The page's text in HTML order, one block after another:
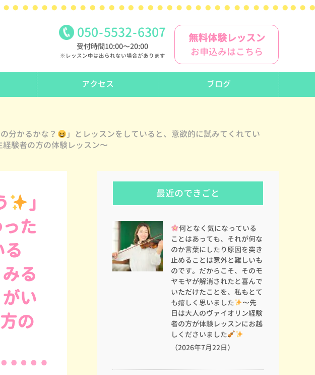
050-5532-6307
受付時間10:00〜20:00
※レッスン中は出られない場合があります
無料体験レッスン
お申込みはこちら
アクセス ブログ
分かるかな？
」とレッスンをしていると、意欲的に試みてくれてい
経験者の方の体験レッスン〜
」
た
る
い
の
最近のできごと
何となく気になっている
ことはあっても、それが何な
のか言葉にしたり原因を突き
止めることは意外と難しいも
のです。だからこそ、そのモ
ヤモヤが解消されたと喜んで
いただけたことを、私もとて
も嬉しく思いました
〜先
日は大人のヴァイオリン経験
者の方が体験レッスンにお越
しくださいました
（2026年7月22日）